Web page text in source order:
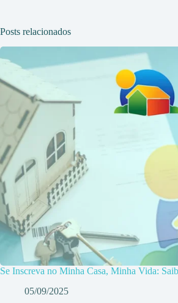
Posts relacionados
Se Inscreva no Minha Casa, Minha Vida:
05/09/2025